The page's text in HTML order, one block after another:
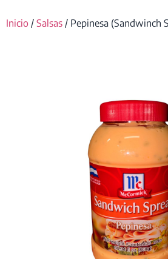
Inicio / Salsas / Pepinesa (Sandwinch